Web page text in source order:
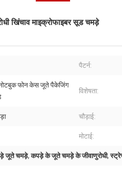
खिंचाव माइक्रोफाइबर सूड चमड़े
पैटर्न:
नोटबुक फोन केस जूते पैकेजिंग
विशेषता:
चौड़ाई:
मोटाई:
जूते चमड़े,कपड़े के जूते चमड़े के जीवाणुरोधी,